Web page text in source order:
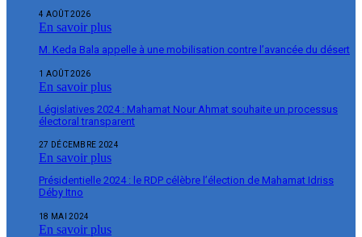
4 AOÛT 2026
En savoir plus
M. Keda Bala appelle à une mobilisation contre l’avancée du désert
1 AOÛT 2026
En savoir plus
Législatives 2024 : Mahamat Nour Ahmat souhaite un processus
électoral transparent
27 DÉCEMBRE 2024
En savoir plus
Présidentielle 2024 : le RDP célèbre l’élection de Mahamat Idriss
Déby Itno
18 MAI 2024
En savoir plus